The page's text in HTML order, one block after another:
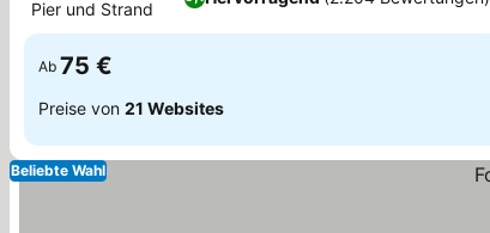
Pier und Strand
Ab 75 €
Preise von 21 Websites
Beliebte Wahl